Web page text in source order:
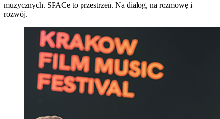
muzycznych. SPACe to przestrzeń. Na dialog, na rozmowę i
rozwój.